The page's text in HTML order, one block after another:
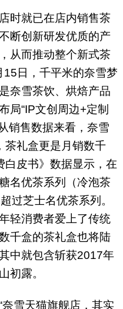
时就已在店内销售茶
断创新研发优质的产
从而推动整个新式茶
日，千平米的奈雪梦
奈雪茶饮、烘焙产品
局“IP文创周边+定制
销售数据来看，奈雪
茶礼盒更是月销数千
皮书》数据显示，在
名优茶系列（冷泡茶
过芝士名优茶系列。
轻消费者爱上了传统
千盒的茶礼盒也将陆
中就包含斩获2017年
初露。
雪天猫旗舰店，其实